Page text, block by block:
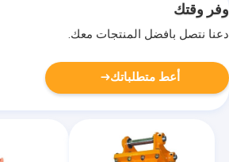
وفر وقتك
دعنا نتصل بأفضل المنتجات معك.
أعط متطلباتك